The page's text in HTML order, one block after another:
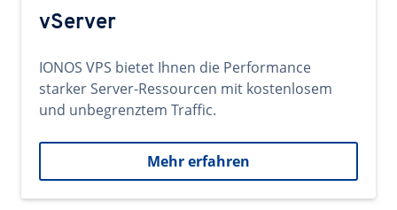
vServer
IONOS VPS bietet Ihnen die Performance
starker Server-Ressourcen mit kostenlosem
und unbegrenztem Traffic.
Mehr erfahren